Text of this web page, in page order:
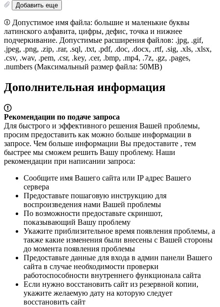
Добавить еще
Допустимое имя файла: большие и маленькие буквы
латинского алфавита, цифры, дефис, точка и нижнее
подчеркивание. Допустимые расширения файлов: .jpg, .gif,
.jpeg, .png, .zip, .rar, .sql, .txt, .pdf, .doc, .docx, .rtf, .sig, .xls, .xlsx,
.csv, .wav, .pem, .csr, .key, .cer, .bmp, .mp4, .7z, .gz, .pages,
.numbers (Максимальный размер файла: 50MB)
Дополнительная информация
Рекомендации по подаче запроса
Для быстрого и эффективного решения Вашей проблемы,
просим предоставить как можно больше информации в
запросе. Чем больше информации Вы предоставите , тем
быстрее мы сможем решить Вашу проблему. Наши
рекомендации при написании запроса:
Сообщите имя Вашего сайта или IP адрес Вашего
сервера
Предоставьте пошаговую инструкцию для
воспроизведения нами Вашей проблемы
По возможности предоставьте скриншот,
показывающий Вашу проблему
Укажите приблизительное время появления проблемы, а
также какие изменения были внесены с Вашей стороны
до момента появления проблемы
Предоставьте данные для входа в админ панели Вашего
сайта в случае необходимости проверки
работоспособности внутреннего функционала сайта
Если нужно восстановить сайт из резервной копии,
укажите желаемую дату на которую следует
восстановить сайт